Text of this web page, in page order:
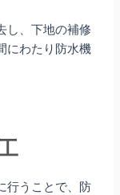
し、下地の補修
にわたり防水機
行うことで、防